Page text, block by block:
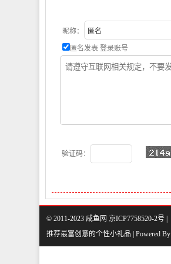
昵称：
匿名发表 登录账号
验证码：
© 2011-2023 咸鱼网 京ICP7758520-2号 |
推荐最富创意的个性小礼品 | Powered By